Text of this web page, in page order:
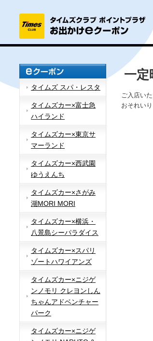
タイムズ スパ・レスタ
タイムズカー×富士急
ハイランド
タイムズカー×東京サ
マーランド
タイムズカー×西武園
ゆうえんち
タイムズカー×さがみ
湖MORI MORI
タイムズカー×横浜・
八景島シーパラダイス
タイムズカー×スパリ
ゾートハワイアンズ
タイムズカー×ニジゲ
ンノモリ クレヨンしん
ちゃんアドベンチャー
パーク
タイムズカー×ニジゲ
一定
ご入店い
おそれい